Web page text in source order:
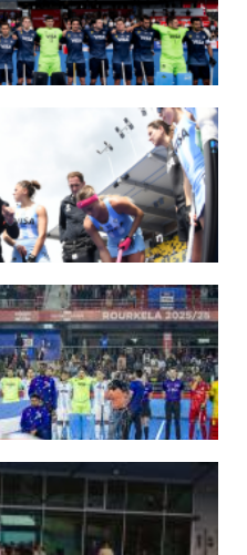
LUCAS REY
en Países Bajos y Bélgica.
FERNANDO F...
2026 en Países Bajos y Bélgica.
EUROPEA DE P...
las últimas dos ventanas de Pro